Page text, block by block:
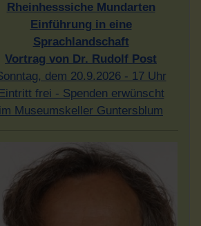
Rheinhesssiche Mundarten
Einführung in eine
Sprachlandschaft
Vortrag von Dr. Rudolf Post
dem 20.9.2026 - 17 Uhr
frei - Spenden erwünscht
im Museumskeller Guntersblum